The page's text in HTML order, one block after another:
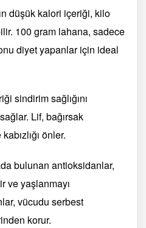
düşük kalori içeriği, kilo
100 gram lahana, sadece
diyet yapanlar için ideal
sindirim sağlığını
Lif, bağırsak
önler.
bulunan antioksidanlar,
ve yaşlanmayı
vücudu serbest
korur.